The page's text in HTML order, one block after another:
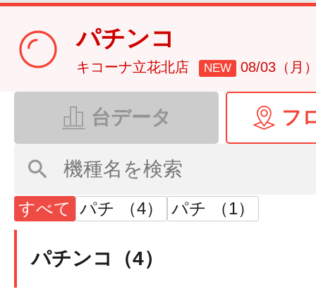
パチンコ
キコーナ立花北店 NEW 08/03（月
台データ フ
すべて パチ （4） パチ （1）
パチンコ（4）